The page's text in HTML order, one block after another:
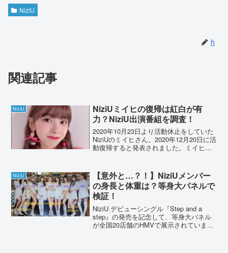
NiziU
h
関連記事
NiziU
NiziUミイヒの復帰は紅白が有
力？NiziU出演番組を調査！
2020年10月23日より活動休止をしていた
NiziUのミイヒさん。2020年12月20日に活
動復帰すると発表されました。ミイヒさ
はいつで番組は何？2020年10月...
NiziU
【意外と…？！】NiziUメンバー
の身長と体重は？等身大パネルで
検証！
NiziU デビューシングル『Step and a
step』の発売を記念して、等身大パネル
が全国20店舗のHMVで展示されていま